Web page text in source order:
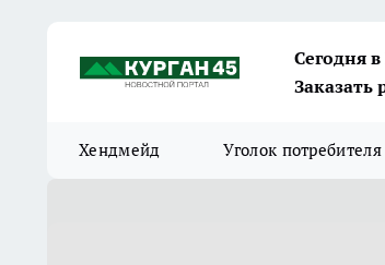
Сегодня в
Заказать
Хендмейд Уголок потребителя